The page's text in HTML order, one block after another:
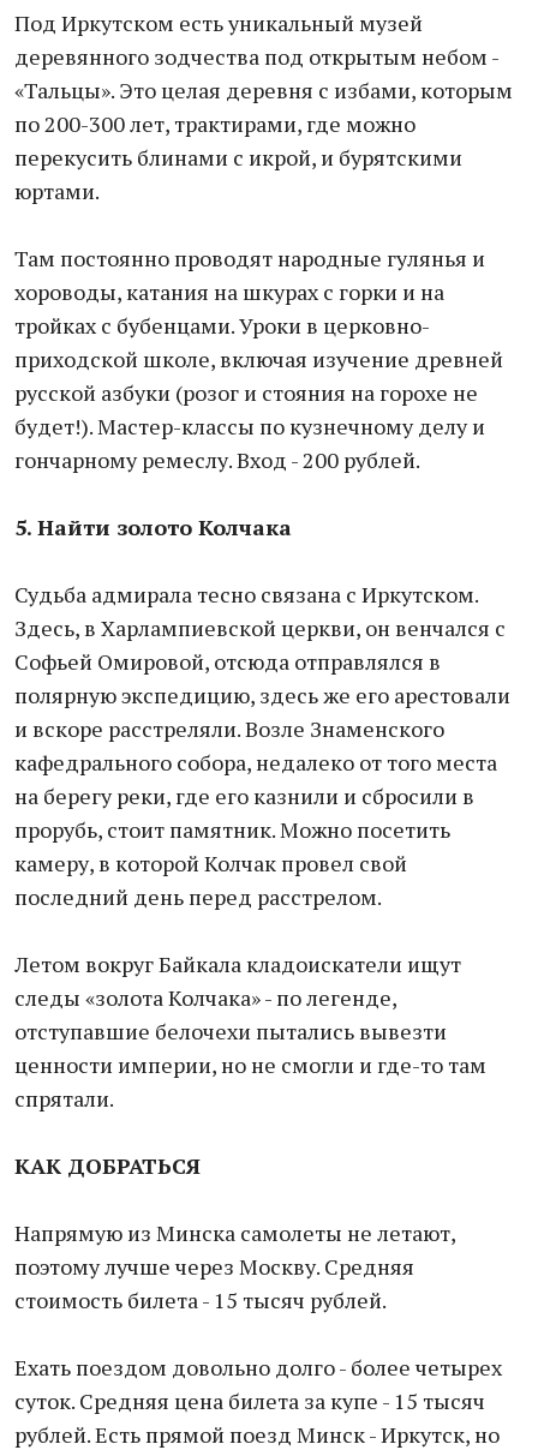
Под Иркутском есть уникальный музей
деревянного зодчества под открытым небом -
«Тальцы». Это целая деревня с избами, которым
по 200-300 лет, трактирами, где можно
перекусить блинами с икрой, и бурятскими
юртами.
Там постоянно проводят народные гулянья и
хороводы, катания на шкурах с горки и на
тройках с бубенцами. Уроки в церковно-
приходской школе, включая изучение древней
русской азбуки (розог и стояния на горохе не
будет!). Мастер-классы по кузнечному делу и
гончарному ремеслу. Вход - 200 рублей.
5. Найти золото Колчака
Судьба адмирала тесно связана с Иркутском.
Здесь, в Харлампиевской церкви, он венчался с
Софьей Омировой, отсюда отправлялся в
полярную экспедицию, здесь же его арестовали
и вскоре расстреляли. Возле Знаменского
кафедрального собора, недалеко от того места
на берегу реки, где его казнили и сбросили в
прорубь, стоит памятник. Можно посетить
камеру, в которой Колчак провел свой
последний день перед расстрелом.
Летом вокруг Байкала кладоискатели ищут
следы «золота Колчака» - по легенде,
отступавшие белочехи пытались вывезти
ценности империи, но не смогли и где-то там
спрятали.
КАК ДОБРАТЬСЯ
Напрямую из Минска самолеты не летают,
поэтому лучше через Москву. Средняя
стоимость билета - 15 тысяч рублей.
Ехать поездом довольно долго - более четырех
суток. Средняя цена билета за купе - 15 тысяч
рублей. Есть прямой поезд Минск - Иркутск, но